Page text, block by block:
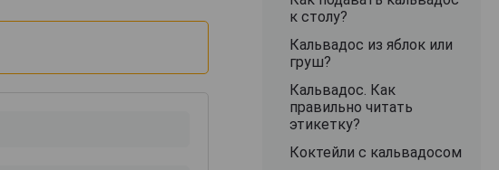
к столу?
Кальвадос из яблок или
груш?
Кальвадос. Как
правильно читать
этикетку?
Коктейли с кальвадосом